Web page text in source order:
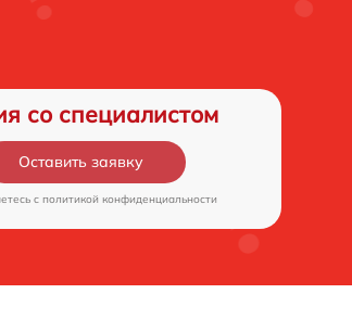
со специалистом
Оставить заявку
c политикой конфиденциальности